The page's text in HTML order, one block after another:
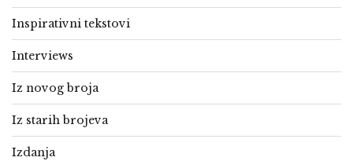
Inspirativni tekstovi
Interviews
Iz novog broja
Iz starih brojeva
Izdanja